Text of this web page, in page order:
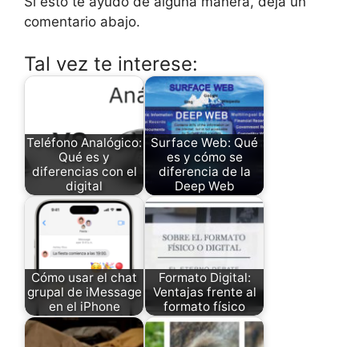
comentario abajo.
Tal vez te interese:
Teléfono Analógico:
Qué es y
diferencias con el
digital
Surface Web: Qué
es y cómo se
diferencia de la
Deep Web
Cómo usar el chat
grupal de iMessage
en el iPhone
Formato Digital:
Ventajas frente al
formato físico